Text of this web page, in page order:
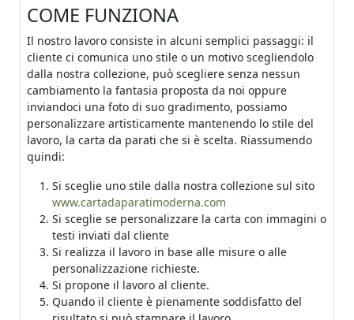
COME FUNZIONA
Il nostro lavoro consiste in alcuni semplici passaggi: il
cliente ci comunica uno stile o un motivo scegliendolo
dalla nostra collezione, può scegliere senza nessun
cambiamento la fantasia proposta da noi oppure
inviandoci una foto di suo gradimento, possiamo
personalizzare artisticamente mantenendo lo stile del
lavoro, la carta da parati che si è scelta. Riassumendo
quindi:
Si sceglie uno stile dalla nostra collezione sul sito
www.cartadaparatimoderna.com
Si sceglie se personalizzare la carta con immagini o
testi inviati dal cliente
Si realizza il lavoro in base alle misure o alle
personalizzazione richieste.
Si propone il lavoro al cliente.
Quando il cliente è pienamente soddisfatto del